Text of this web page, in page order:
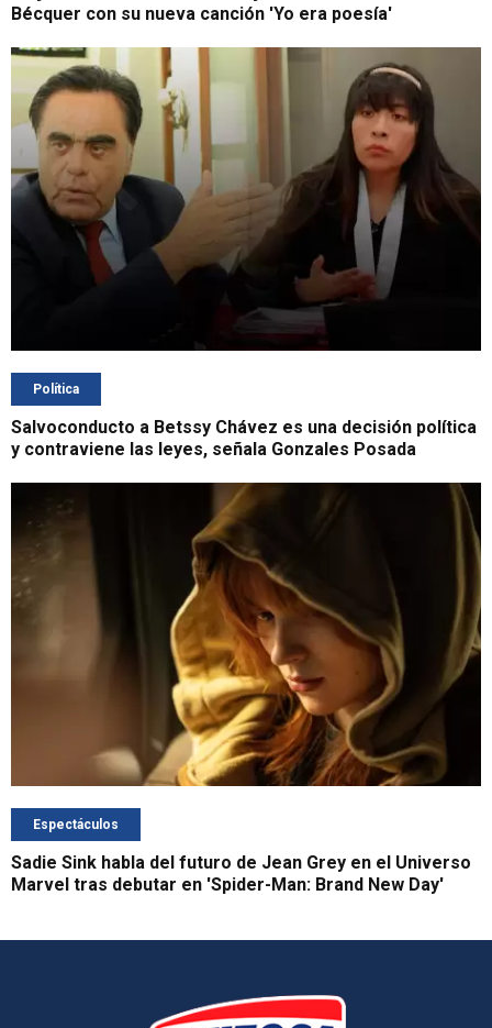
Bécquer con su nueva canción 'Yo era poesía'
Política
Salvoconducto a Betssy Chávez es una decisión política
y contraviene las leyes, señala Gonzales Posada
Espectáculos
Sadie Sink habla del futuro de Jean Grey en el Universo
Marvel tras debutar en 'Spider-Man: Brand New Day'